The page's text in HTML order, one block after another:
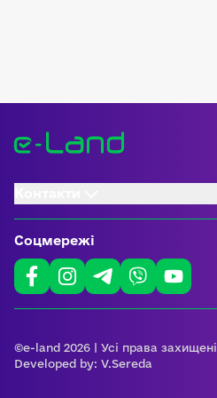
Соцмережі
©e-land 2026 | Усі права захищені
Developed by: V.Sereda